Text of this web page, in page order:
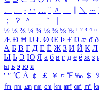
、
。 · ‥ … ¨ 〃 ― ＼ ∼ ´
；
？ ＾ ｀
½ ⅓ ⅔ ¼ ¾ ⅛ ⅜ ⅝ ⅞ ¹ ² ³ ⁴ ⁿ
Æ Ð Ħ Ĳ Ł Ø Œ Þ Ŧ Ŋ æ đ ð
А Б В Г Д Е Ё Ж З И Й К Л
Ы Ь Э Ю Я а б в г д е ё ж з
ы ь э ю я
′ ″ ℃ Å ￠ ￡ ￥ ¤ ℉ ‰ ＄
㎙ ㎚ ㎛ ㎜ ㎝ ㎞ ㎟ ㎠ ㎡